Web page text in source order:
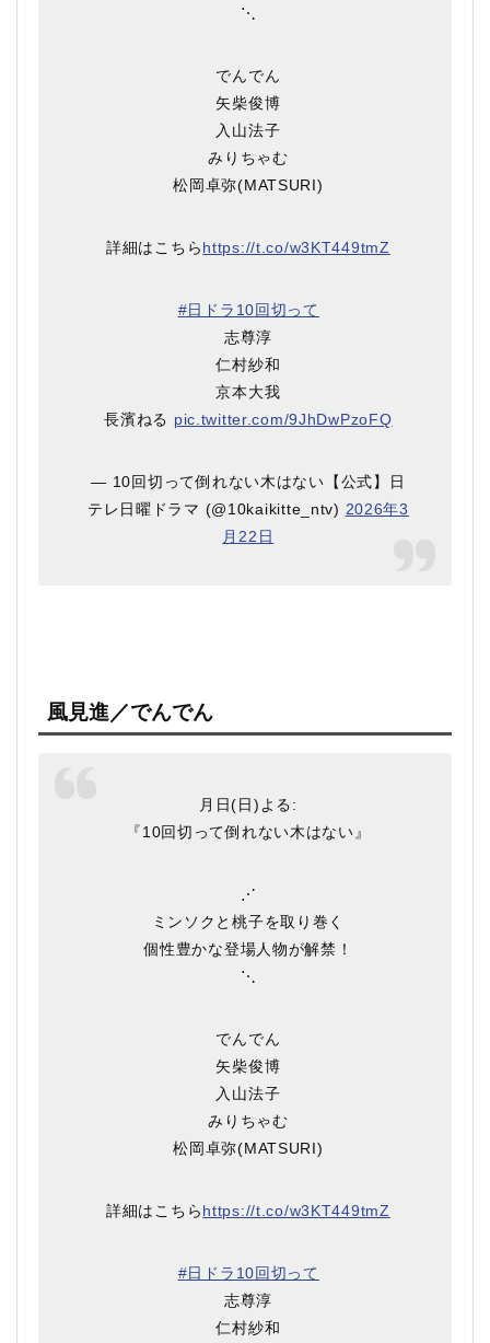
⋱
でんでん
矢柴俊博
入山法子
みりちゃむ
松岡卓弥(MATSURI)
詳細はこちらhttps://t.co/w3KT449tmZ
#日ドラ10回切って
志尊淳
仁村紗和
京本大我
長濱ねる pic.twitter.com/9JhDwPzoFQ
— 10回切って倒れない木はない【公式】日
テレ日曜ドラマ (@10kaikitte_ntv) 2026年3
月22日
風見進／でんでん
月日(日)よる:
『10回切って倒れない木はない』
⋰
ミンソクと桃子を取り巻く
個性豊かな登場人物が解禁！
⋱
でんでん
矢柴俊博
入山法子
みりちゃむ
松岡卓弥(MATSURI)
詳細はこちらhttps://t.co/w3KT449tmZ
#日ドラ10回切って
志尊淳
仁村紗和